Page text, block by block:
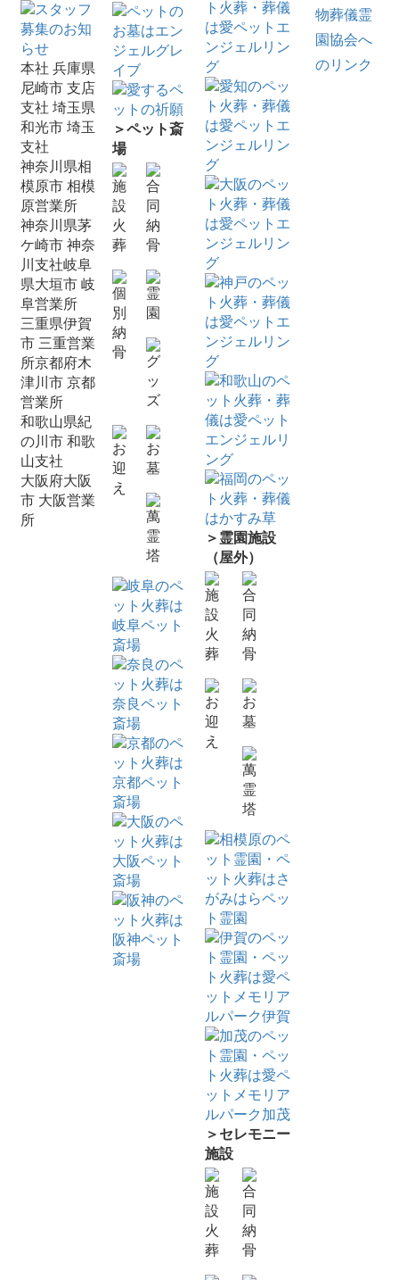
本社 兵庫県
尼崎市 支店
支社 埼玉県
和光市 埼玉
支社
神奈川県相
模原市 相模
原営業所
神奈川県茅
ケ崎市 神奈
川支社岐阜
県大垣市 岐
阜営業所
三重県伊賀
市 三重営業
所京都府木
津川市 京都
営業所
和歌山県紀
の川市 和歌
山支社
大阪府大阪
市 大阪営業
所
＞ペット斎
場
＞霊園施設
（屋外）
＞セレモニー
施設